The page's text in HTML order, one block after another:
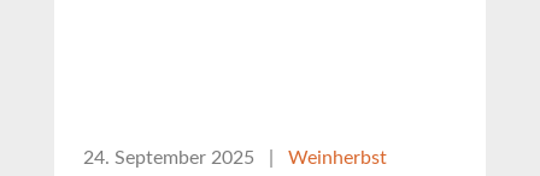
24. September 2025 Weinherbst